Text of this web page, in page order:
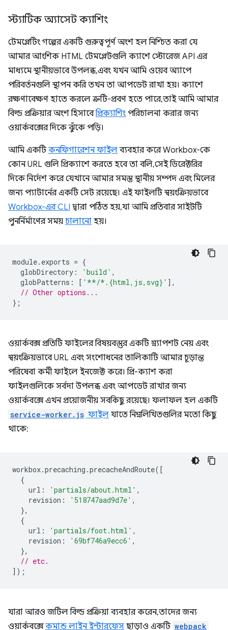
স্ট্যাটিক অ্যাসেট ক্যাশিং
টেমপ্লেটিং গল্পের একটি গুরুত্বপূর্ণ অংশ হল নিশ্চিত করা যে
আমার আংশিক HTML টেমপ্লেটগুলি ক্যাশে স্টোরেজ API এর
মাধ্যমে স্থানীয়ভাবে উপলব্ধ, এবং যখন আমি ওয়েব অ্যাপে
পরিবর্তনগুলি স্থাপন করি তখন তা আপডেট রাখা হয়। ক্যাশে
রক্ষণাবেক্ষণ হাতে করলে ত্রুটি-প্রবণ হতে পারে, তাই আমি আমার
বিল্ড প্রক্রিয়ার অংশ হিসাবেপ্রিক্যাশিং পরিচালনা করার জন্য
ওয়ার্কবক্সের দিকে ঝুঁকে পড়ি।
আমি একটিকনফিগারেশন ফাইলব্যবহার করে Workbox-কে
কোন URL গুলি প্রিক্যাশে করতে হবে তা বলি, সেই ডিরেক্টরির
দিকে নির্দেশ করে যেখানে আমার সমস্ত স্থানীয় সম্পদ এবং মিলের
জন্য প্যাটার্নের একটি সেট রয়েছে। এই ফাইলটি স্বয়ংক্রিয়ভাবে
Workbox-এর CLI দ্বারা পঠিত হয়, যা আমি প্রতিবার সাইটটি
পুনর্নির্মাণের সময় চালানো হয়।
module. exports = {
globDirectory : 'build' ,
globPatterns : [ '**/*.{html,js,svg}' ],
// Other options...
};
ওয়ার্কবক্স প্রতিটি ফাইলের বিষয়বস্তুর একটি স্ন্যাপশট নেয় এবং
স্বয়ংক্রিয়ভাবে URL এবং সংশোধনের তালিকাটি আমার চূড়ান্ত
পরিষেবা কর্মী ফাইলে ইনজেক্ট করে। প্রি-ক্যাশ করা
ফাইলগুলিকে সর্বদা উপলব্ধ এবং আপডেট রাখার জন্য
ওয়ার্কবক্সে এখন প্রয়োজনীয় সবকিছু রয়েছে। ফলাফল হল একটি
service-worker.js ফাইল যাতে নিম্নলিখিতগুলির মতো কিছু
থাকে:
workbox.precaching .precacheAndRoute([
{
url : 'partials/about.html' ,
revision : '518747aad9d7e' ,
},
{
url : 'partials/foot.html' ,
revision : '69bf746a9ecc6' ,
},
// etc.
]);
যারা আরও জটিল বিল্ড প্রক্রিয়া ব্যবহার করেন, তাদের জন্য
ওয়ার্কবক্সেকমান্ড লাইন ইন্টারফেস ছাড়াও একটি webpack